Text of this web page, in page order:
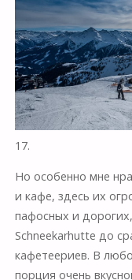
17.
Но особенно мне
и кафе, здесь их
пафосных и
Schneekarhutte до
кафетеериев. В
порция очень